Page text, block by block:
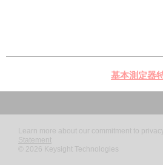
基本測定器
Learn more about our commitment to
Statement
2026 Keysight Technologies